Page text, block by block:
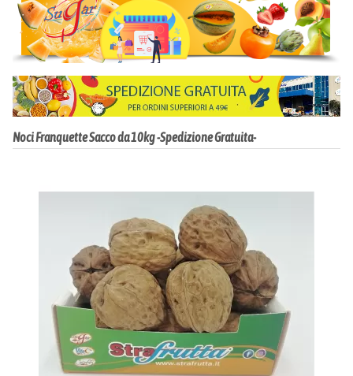
Noci Franquette Sacco da 10kg -Spedizione Gratuita-